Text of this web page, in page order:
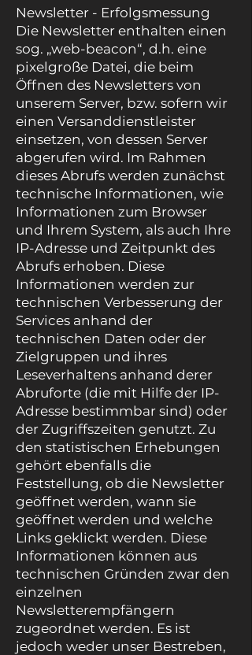
Newsletter - Erfolgsmessung
Die Newsletter enthalten einen
sog. „web-beacon“, d.h. eine
pixelgroße Datei, die beim
Öffnen des Newsletters von
unserem Server, bzw. sofern wir
einen Versanddienstleister
einsetzen, von dessen Server
abgerufen wird. Im Rahmen
dieses Abrufs werden zunächst
technische Informationen, wie
Informationen zum Browser
und Ihrem System, als auch Ihre
IP-Adresse und Zeitpunkt des
Abrufs erhoben. Diese
Informationen werden zur
technischen Verbesserung der
Services anhand der
technischen Daten oder der
Zielgruppen und ihres
Leseverhaltens anhand derer
Abruforte (die mit Hilfe der IP-
Adresse bestimmbar sind) oder
der Zugriffszeiten genutzt. Zu
den statistischen Erhebungen
gehört ebenfalls die
Feststellung, ob die Newsletter
geöffnet werden, wann sie
geöffnet werden und welche
Links geklickt werden. Diese
Informationen können aus
technischen Gründen zwar den
einzelnen
Newsletterempfängern
zugeordnet werden. Es ist
jedoch weder unser Bestreben,